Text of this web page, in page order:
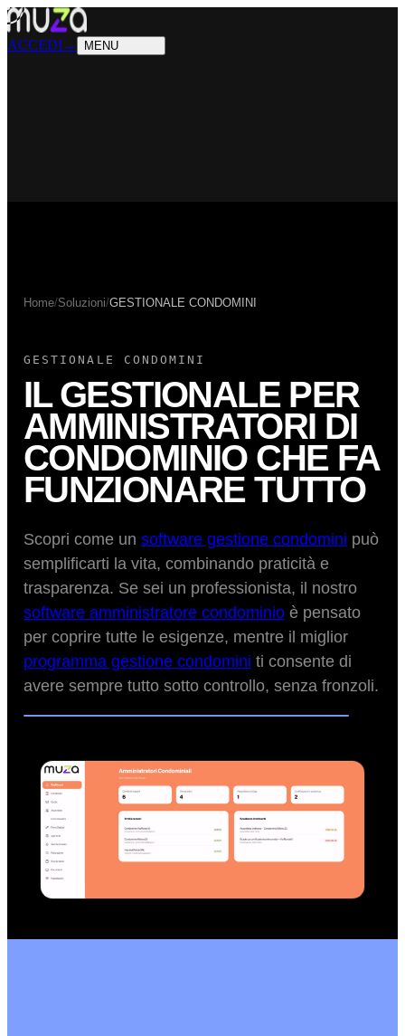
ACCEDI→ MENU
PRODOTTI Cosa sappiamo fare
SOLUZIONIChi possiamo aiutare
Home/Soluzioni/GESTIONALE CONDOMINI
GESTIONALE CONDOMINI
IL GESTIONALE PER
AMMINISTRATORI DI
CONDOMINIO CHE FA
FUNZIONARE TUTTO
Scopri come un software gestione condomini può
semplificarti la vita, combinando praticità e
trasparenza. Se sei un professionista, il nostro
software amministratore condominioè pensato
per coprire tutte le esigenze, mentre il miglior
programma gestione condomini ti consente di
avere sempre tutto sotto controllo, senza fronzoli.